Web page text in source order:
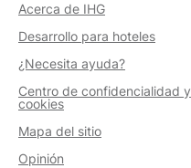
Acerca de IHG
Desarrollo para hoteles
¿Necesita ayuda?
Centro de confidencialidad y
cookies
Mapa del sitio
Opinión